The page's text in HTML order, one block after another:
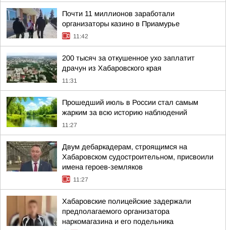
Почти 11 миллионов заработали
организаторы казино в Приамурье
11:42
200 тысяч за откушенное ухо заплатит
драчун из Хабаровского края
11:31
Прошедший июль в России стал самым
жарким за всю историю наблюдений
11:27
Двум дебаркадерам, строящимся на
Хабаровском судостроительном, присвоили
имена героев-земляков
11:27
Хабаровские полицейские задержали
предполагаемого организатора
наркомагазина и его подельника